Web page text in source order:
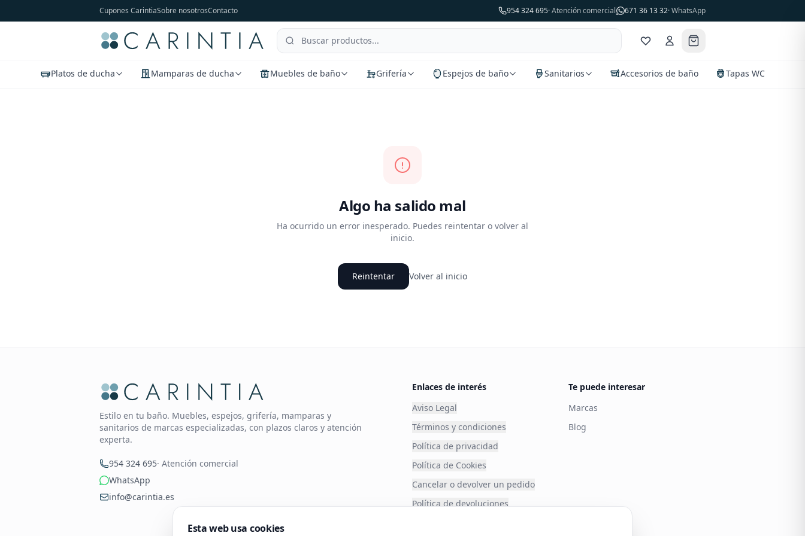
Cupones CarintiaSobre nosotrosContacto 954 324 695· Atención comercial 671 36 13 32· WhatsApp
Platos de ducha Mamparas de ducha Muebles de baño Grifería Espejos de baño Sanitarios Accesorios de baño Tapas WC
Algo ha salido mal
Ha ocurrido un error inesperado. Puedes reintentar o volver al
inicio.
Reintentar Volver al inicio
Estilo en tu baño. Muebles, espejos, grifería, mamparas y
sanitarios de marcas especializadas, con plazos claros y atención
experta.
954 324 695· Atención comercial
WhatsApp
info@carintia.es
Enlaces de interés
Aviso Legal
Términos y condiciones
Política de privacidad
Política de Cookies
Cancelar o devolver un pedido
Política de devoluciones
Te puede interesar
Marcas
Blog
Esta web usa cookies